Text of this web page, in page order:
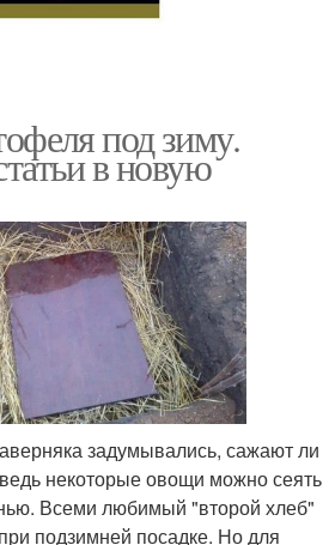
под зиму.
в новую
задумывались, сажают ли
некоторые овощи можно сеять
Всеми любимый "второй хлеб"
подзимней посадке. Но для